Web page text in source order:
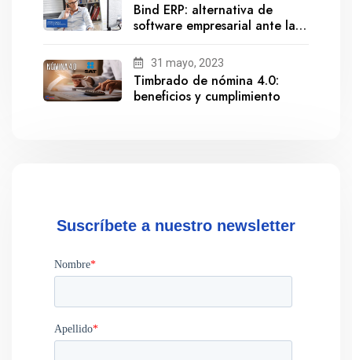
Bind ERP: alternativa de
software empresarial ante la
31 mayo, 2023
Timbrado de nómina 4.0:
beneficios y cumplimiento
Suscríbete a nuestro newsletter